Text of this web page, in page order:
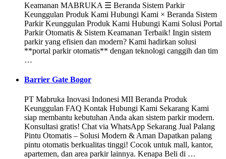
Keamanan MABRUKA ☰ Beranda Sistem Parkir
Keunggulan Produk Kami Hubungi Kami × Beranda Sistem
Parkir Keunggulan Produk Kami Hubungi Kami Solusi Portal
Parkir Otomatis & Sistem Keamanan Terbaik! Ingin sistem
parkir yang efisien dan modern? Kami hadirkan solusi
**portal parkir otomatis** dengan teknologi canggih dan tim
…
Barrier Gate Bogor
PT Mabruka Inovasi Indonesi MII Beranda Produk
Keunggulan FAQ Kontak Hubungi Kami Sekarang Kami
siap membantu kebutuhan Anda akan sistem parkir modern.
Konsultasi gratis! Chat via WhatsApp Sekarang Jual Palang
Pintu Otomatis – Solusi Modern & Aman Dapatkan palang
pintu otomatis berkualitas tinggi! Cocok untuk mall, kantor,
apartemen, dan area parkir lainnya. Kenapa Beli di …